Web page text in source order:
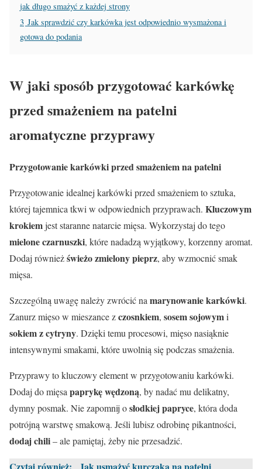
jak długo smażyć z każdej strony
3 Jak sprawdzić czy karkówka jest odpowiednio wysmażona i
gotowa do podania
W jaki sposób przygotować karkówkę
przed smażeniem na patelni
aromatyczne przyprawy
Przygotowanie karkówki przed smażeniem na patelni
Przygotowanie idealnej karkówki przed smażeniem to sztuka,
której tajemnica tkwi w odpowiednich przyprawach. Kluczowym
krokiemjest staranne natarcie mięsa. Wykorzystaj do tego
mielone czarnuszki, które nadadzą wyjątkowy, korzenny aromat.
Dodaj równieżświeżo zmielony pieprz, aby wzmocnić smak
mięsa.
Szczególną uwagę należy zwrócić na marynowanie karkówki.
Zanurz mięso w mieszance zczosnkiem, sosem sojowymi
sokiem z cytryny. Dzięki temu procesowi, mięso nasiąknie
intensywnymi smakami, które uwolnią się podczas smażenia.
Przyprawy to kluczowy element w przygotowaniu karkówki.
Dodaj do mięsa paprykę wędzoną, by nadać mu delikatny,
dymny posmak. Nie zapomnij osłodkiej papryce, która doda
potrójną warstwę smakową. Jeśli lubisz odrobinę pikantności,
dodaj chili– ale pamiętaj, żeby nie przesadzić.